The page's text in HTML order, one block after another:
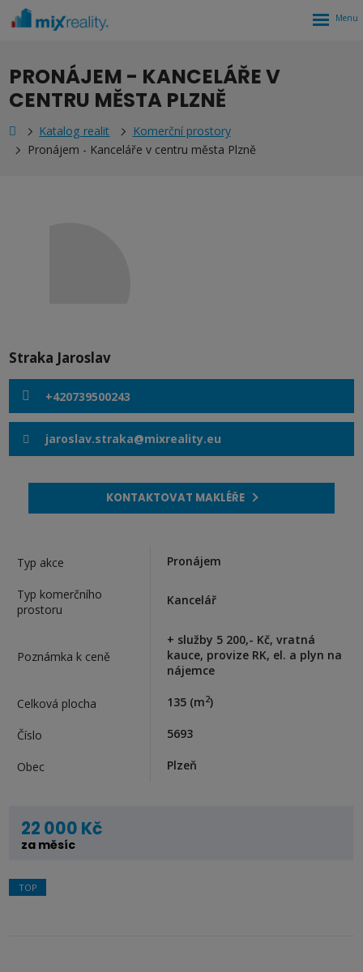
PRONÁJEM - KANCELÁŘE V
CENTRU MĚSTA PLZNĚ
Katalog realit
Komerční prostory
Pronájem - Kanceláře v centru města Plzně
Straka Jaroslav
+420739500243
jaroslav.straka@mixreality.eu
KONTAKTOVAT MAKLÉŘE
Typ akce Pronájem
Typ komerčního
prostoru
Kancelář
Poznámka k ceně
+ služby 5 200,- Kč, vratná
kauce, provize RK, el. a plyn na
nájemce
Celková plocha 135 (m2)
Číslo 5693
Obec Plzeň
22 000 Kč
za měsíc
TOP